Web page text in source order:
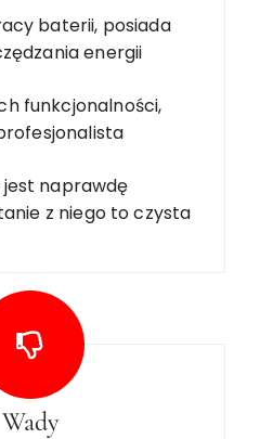
baterii, posiada
energii
funkcjonalności,
naprawdę
z niego to czysta
Wady